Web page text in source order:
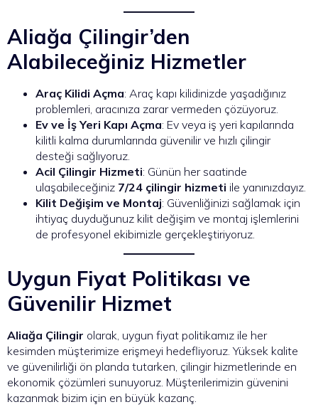
Aliağa Çilingir’den
Alabileceğiniz Hizmetler
Araç Kilidi Açma: Araç kapı kilidinizde yaşadığınız
problemleri, aracınıza zarar vermeden çözüyoruz.
Ev ve İş Yeri Kapı Açma: Ev veya iş yeri kapılarında
kilitli kalma durumlarında güvenilir ve hızlı çilingir
desteği sağlıyoruz.
Acil Çilingir Hizmeti: Günün her saatinde
ulaşabileceğiniz 7/24 çilingir hizmeti ile yanınızdayız.
Kilit Değişim ve Montaj: Güvenliğinizi sağlamak için
ihtiyaç duyduğunuz kilit değişim ve montaj işlemlerini
de profesyonel ekibimizle gerçekleştiriyoruz.
Uygun Fiyat Politikası ve
Güvenilir Hizmet
Aliağa Çilingir olarak, uygun fiyat politikamız ile her
kesimden müşterimize erişmeyi hedefliyoruz. Yüksek kalite
ve güvenilirliği ön planda tutarken, çilingir hizmetlerinde en
ekonomik çözümleri sunuyoruz. Müşterilerimizin güvenini
kazanmak bizim için en büyük kazanç.